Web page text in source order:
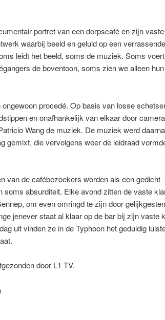
portret van een dorpscafé en zijn vaste
waarbij beeld en geluid op een
leidt het beeld, soms de muziek. Soms
de boventoon, soms zien we alleen
procedé. Op basis van losse
en onafhankelijk van elkaar door
Wang de muziek. De muziek werd
gemixt, die vervolgens weer de leidraad
van de cafébezoekers worden als een gedicht
soms absurditeit. Elke avond zitten de vaste
om even omringd te zijn door
jenever staat al klaar op de bar bij zijn vaste
uit vinden ze in de Typhoon het geduldig
door L1 TV.